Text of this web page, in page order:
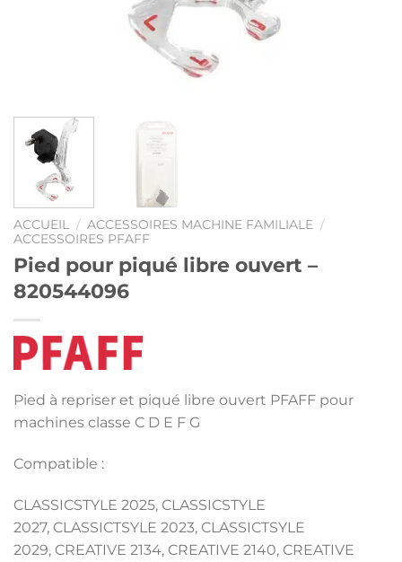
ACCUEIL / ACCESSOIRES MACHINE FAMILIALE /
ACCESSOIRES PFAFF
Pied pour piqué libre ouvert –
820544096
Pied à repriser et piqué libre ouvert PFAFF pour
machines classe C D E F G
Compatible :
CLASSICSTYLE 2025, CLASSICSTYLE
2027, CLASSICTSYLE 2023, CLASSICTSYLE
2029, CREATIVE 2134, CREATIVE 2140, CREATIVE